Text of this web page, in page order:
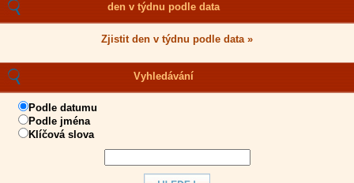
den v týdnu podle data
Zjistit den v týdnu podle data »
Vyhledávání
Podle datumu
Podle jména
Klíčová slova